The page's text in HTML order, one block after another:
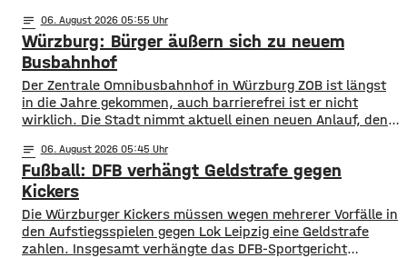
​Mit einem neuen Antrag fordern sie einen 10-Punkte-
Wasser-Notfallplan für Bayern. ​Die Grünen-Fraktion hat
dabei kurzfristige und langfristige Maßnahmen im Petto.
So sollen unter anderem
notes 06. August 2026 05:55
Würzburg: Bürger äußern sich zu neuem
Busbahnhof
Der Zentrale Omnibusbahnhof in Würzburg ZOB ist längst
in die Jahre gekommen, auch barrierefrei ist er nicht
wirklich. Die Stadt nimmt aktuell einen neuen Anlauf, den
gesamten Busverkehr umzugestalten. In einer
Bürgerbeteiligung konnten die Würzburger jetzt Lob, Kritik
und Wünsche einbringen. Was gut funktioniert sind
demnach die
notes 06. August 2026 05:45
Fußball: DFB verhängt Geldstrafe gegen
Kickers
Die Würzburger Kickers müssen wegen mehrerer Vorfälle in
den Aufstiegsspielen gegen Lok Leipzig eine Geldstrafe
zahlen. Insgesamt verhängte das DFB-Sportgericht